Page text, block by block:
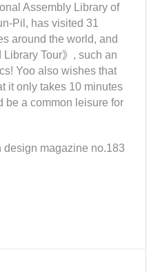
Assembly Library of
Pil, has visited 31
around the world, and
Tour》, such an
Yoo also wishes that
it only takes 10 minutes
be a common leisure for
design magazine no.183